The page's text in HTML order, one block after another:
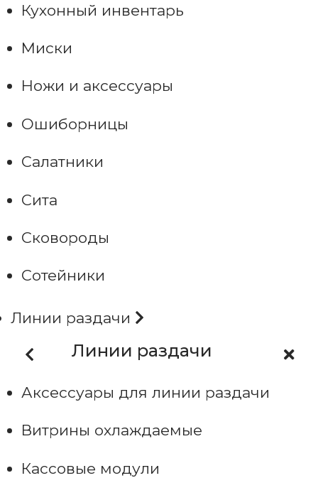
Кухонный инвентарь
Миски
Ножи и аксессуары
Ошиборницы
Салатники
Сита
Сковороды
Сотейники
Линии раздачи
Линии раздачи
Аксессуары для линии раздачи
Витрины охлаждаемые
Кассовые модули